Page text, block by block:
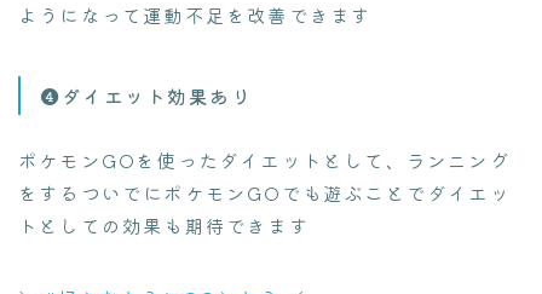
ようになって運動不足を改善できます
❹ダイエット効果あり
ポケモンGOを使ったダイエットとして、ランニング
をするついでにポケモンGOでも遊ぶことでダイエッ
トとしての効果も期待できます